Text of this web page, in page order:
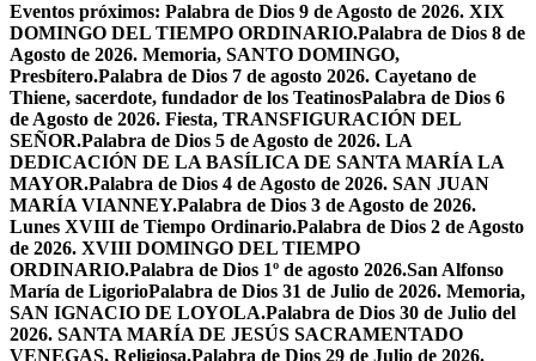
Eventos próximos: Palabra de Dios 9 de Agosto de 2026. XIX
DOMINGO DEL TIEMPO ORDINARIO.Palabra de Dios 8 de
Agosto de 2026. Memoria, SANTO DOMINGO,
Presbítero.Palabra de Dios 7 de agosto 2026. Cayetano de
Thiene, sacerdote, fundador de los TeatinosPalabra de Dios 6
de Agosto de 2026. Fiesta, TRANSFIGURACIÓN DEL
SEÑOR.Palabra de Dios 5 de Agosto de 2026. LA
DEDICACIÓN DE LA BASÍLICA DE SANTA MARÍA LA
MAYOR.Palabra de Dios 4 de Agosto de 2026. SAN JUAN
MARÍA VIANNEY.Palabra de Dios 3 de Agosto de 2026.
Lunes XVIII de Tiempo Ordinario.Palabra de Dios 2 de Agosto
de 2026. XVIII DOMINGO DEL TIEMPO
ORDINARIO.Palabra de Dios 1º de agosto 2026.San Alfonso
María de LigorioPalabra de Dios 31 de Julio de 2026. Memoria,
SAN IGNACIO DE LOYOLA.Palabra de Dios 30 de Julio del
2026. SANTA MARÍA DE JESÚS SACRAMENTADO
VENEGAS, Religiosa.Palabra de Dios 29 de Julio de 2026.